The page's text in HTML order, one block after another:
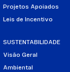
Projetos Apoiados
Leis de Incentivo
SUSTENTABILIDADE
Visão Geral
Ambiental